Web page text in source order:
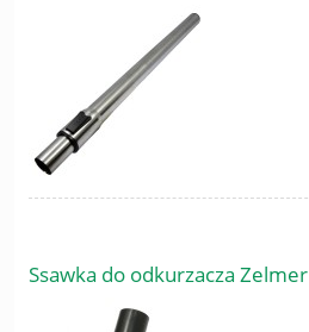
Ssawka do odkurzacza Zelmer